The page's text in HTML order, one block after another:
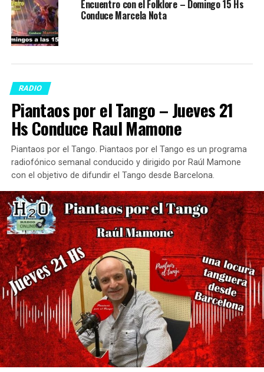
Encuentro con el Folklore – Domingo 15 Hs
Conduce Marcela Nota
RADIO
Piantaos por el Tango – Jueves 21
Hs Conduce Raul Mamone
Piantaos por el Tango. Piantaos por el Tango es un programa
radiofónico semanal conducido y dirigido por Raúl Mamone
con el objetivo de difundir el Tango desde Barcelona.